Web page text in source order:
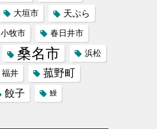
大垣市 天ぷら
小牧市 春日井市
桑名市 浜松
福井 菰野町
餃子 鰻